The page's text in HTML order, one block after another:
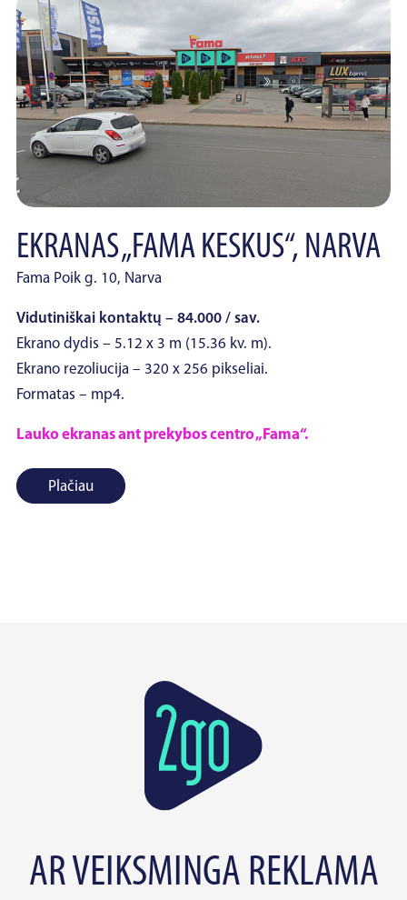
EKRANAS „FAMA KESKUS“, NARVA
Fama Poik g. 10, Narva
Vidutiniškai kontaktų – 84.000 / sav.
Ekrano dydis – 5.12 x 3 m (15.36 kv. m).
Ekrano rezoliucija – 320 x 256 pikseliai.
Formatas – mp4.
Lauko ekranas ant prekybos centro „Fama“.
Plačiau
AR VEIKSMINGA REKLAMA